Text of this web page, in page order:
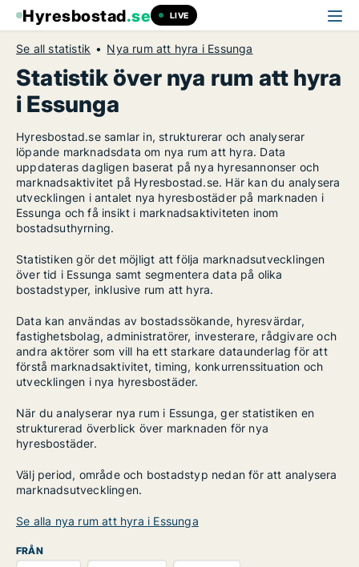
Hyresbostad.se LIVE
Se all statistik Nya rum att hyra i Essunga
Statistik över nya rum att hyra
i Essunga
Hyresbostad.se samlar in, strukturerar och analyserar
löpande marknadsdata om nya rum att hyra. Data
uppdateras dagligen baserat på nya hyresannonser och
marknadsaktivitet på Hyresbostad.se. Här kan du analysera
utvecklingen i antalet nya hyresbostäder på marknaden i
Essunga och få insikt i marknadsaktiviteten inom
bostadsuthyrning.
Statistiken gör det möjligt att följa marknadsutvecklingen
över tid i Essunga samt segmentera data på olika
bostadstyper, inklusive rum att hyra.
Data kan användas av bostadssökande, hyresvärdar,
fastighetsbolag, administratörer, investerare, rådgivare och
andra aktörer som vill ha ett starkare dataunderlag för att
förstå marknadsaktivitet, timing, konkurrenssituation och
utvecklingen i nya hyresbostäder.
När du analyserar nya rum i Essunga, ger statistiken en
strukturerad överblick över marknaden för nya
hyresbostäder.
Välj period, område och bostadstyp nedan för att analysera
marknadsutvecklingen.
Se alla nya rum att hyra i Essunga
FRÅN